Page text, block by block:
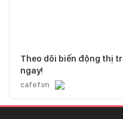
Theo dõi biến động thị
ngay!
cafef.vn